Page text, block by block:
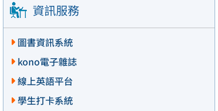
資訊服務
圖書資訊系統
kono電子雜誌
線上英語平台
學生打卡系統